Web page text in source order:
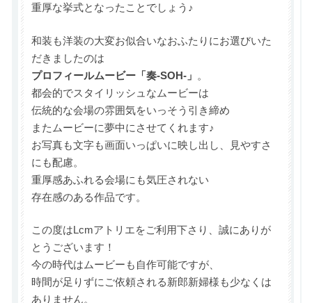
重厚な挙式となったことでしょう♪
和装も洋装の大変お似合いなおふたりにお選びいた
だきましたのは
プロフィールムービー「奏-SOH-」 。
都会的でスタイリッシュなムービーは
伝統的な会場の雰囲気をいっそう引き締め
またムービーに夢中にさせてくれます♪
お写真も文字も画面いっぱいに映し出し、見やすさ
にも配慮。
重厚感あふれる会場にも気圧されない
存在感のある作品です。
この度はLcmアトリエをご利用下さり、誠にありが
とうございます！
今の時代はムービーも自作可能ですが、
時間が足りずにご依頼される新郎新婦様も少なくは
ありません。